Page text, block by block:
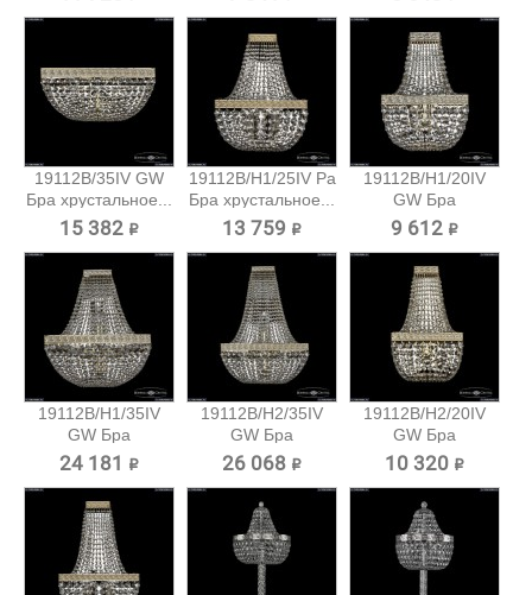
19112B/35IV GW
Бра хрустальное...
15 382 ₽
19112B/H1/25IV Pa
Бра хрустальное...
13 759 ₽
19112B/H1/20IV
GW Бра
хрустальное...
9 612 ₽
19112B/H1/35IV
GW Бра
хрустальное...
24 181 ₽
19112B/H2/35IV
GW Бра
хрустальное...
26 068 ₽
19112B/H2/20IV
GW Бра
хрустальное...
10 320 ₽